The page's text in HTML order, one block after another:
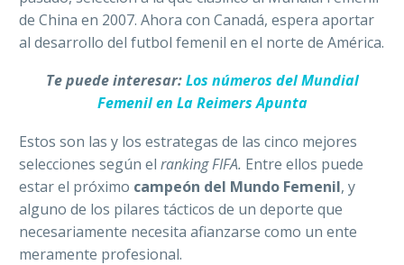
de China en 2007. Ahora con Canadá, espera aportar
al desarrollo del futbol femenil en el norte de América.
Te puede interesar:Los números del Mundial
Femenil en La Reimers Apunta
Estos son las y los estrategas de las cinco mejores
selecciones según el ranking FIFA. Entre ellos puede
estar el próximo campeón del Mundo Femenil, y
alguno de los pilares tácticos de un deporte que
necesariamente necesita afianzarse como un ente
meramente profesional.